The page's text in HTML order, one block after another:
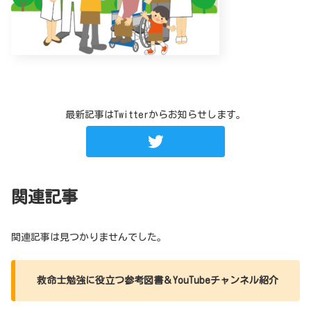
最新記事はTwitterからお知らせします。
関連記事
関連記事は見つかりませんでした。
救命士勉強に役立つ参考図書＆YouTubeチャンネル紹介